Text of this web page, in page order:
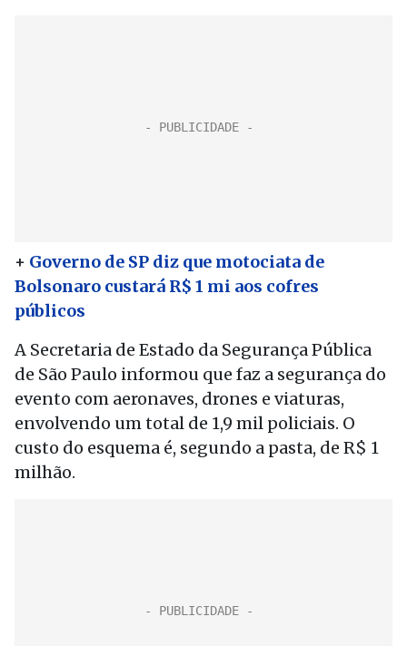
+ Governo de SP diz que motociata de
Bolsonaro custará R$ 1 mi aos cofres
públicos
A Secretaria de Estado da Segurança Pública
de São Paulo informou que faz a segurança do
evento com aeronaves, drones e viaturas,
envolvendo um total de 1,9 mil policiais. O
custo do esquema é, segundo a pasta, de R$ 1
milhão.